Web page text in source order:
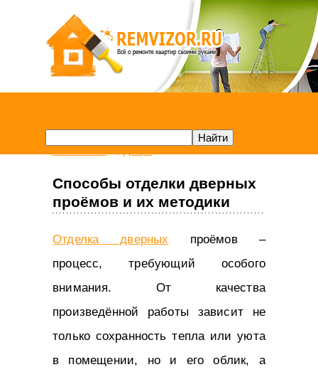
Способы отделки дверных
проёмов и их методики
Отделка дверных проёмов –
процесс, требующий особого
внимания. От качества
произведённой работы зависит не
только сохранность тепла или уюта
в помещении, но и его облик, а